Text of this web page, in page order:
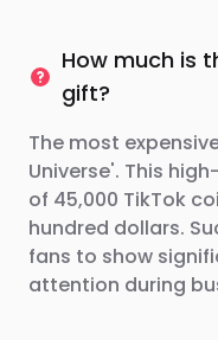
How much is
gift?
The most
Universe'. This
of 45,000 TikTok
hundred dollars.
fans to show
attention during